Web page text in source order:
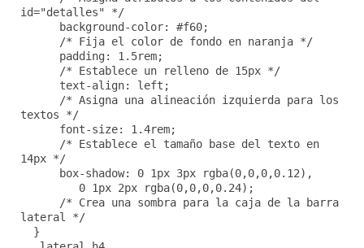
id="detalles" */
background-color: #f60;
/* Fija el color de fondo en naranja */
padding: 1.5rem;
/* Establece un relleno de 15px */
text-align: left;
/* Asigna una alineación izquierda para los
textos */
font-size: 1.4rem;
/* Establece el tamaño base del texto en
14px */
box-shadow: 0 1px 3px rgba(0,0,0,0.12),
0 1px 2px rgba(0,0,0,0.24);
/* Crea una sombra para la caja de la barra
lateral */
}